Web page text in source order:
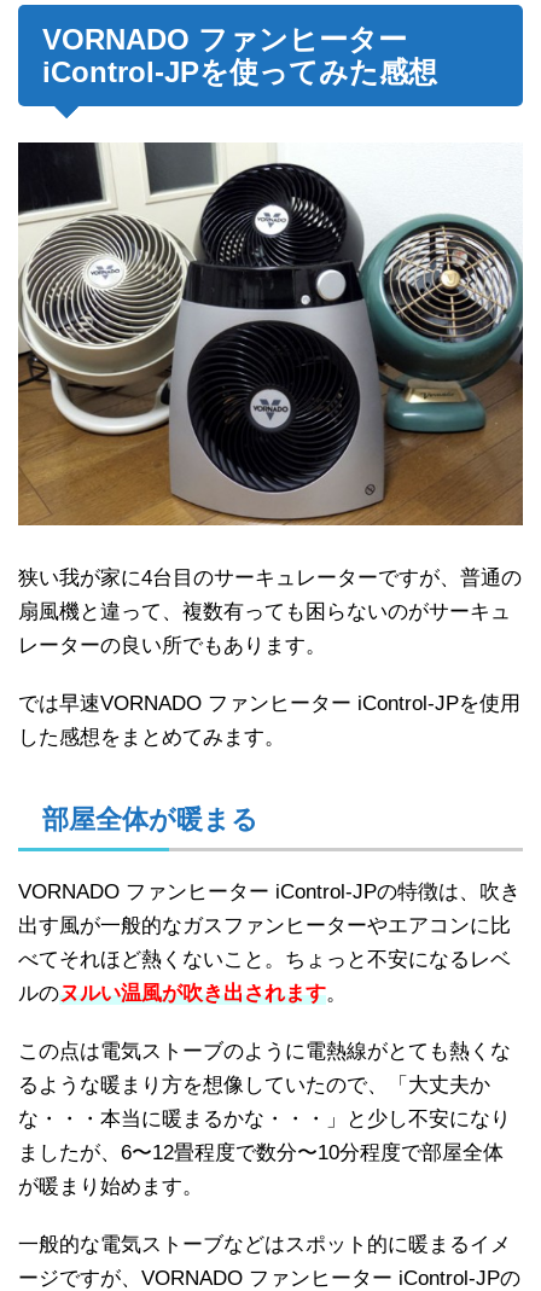
VORNADO ファンヒーター
iControl-JPを使ってみた感想
狭い我が家に4台目のサーキュレーターですが、普通の
扇風機と違って、複数有っても困らないのがサーキュ
レーターの良い所でもあります。
では早速VORNADO ファンヒーター iControl-JPを使用
した感想をまとめてみます。
部屋全体が暖まる
VORNADO ファンヒーター iControl-JPの特徴は、吹き
出す風が一般的なガスファンヒーターやエアコンに比
べてそれほど熱くないこと。ちょっと不安になるレベ
ルのヌルい温風が吹き出されます。
この点は電気ストーブのように電熱線がとても熱くな
るような暖まり方を想像していたので、「大丈夫か
な・・・本当に暖まるかな・・・」と少し不安になり
ましたが、6〜12畳程度で数分〜10分程度で部屋全体
が暖まり始めます。
一般的な電気ストーブなどはスポット的に暖まるイメ
ージですが、VORNADO ファンヒーター iControl-JPの